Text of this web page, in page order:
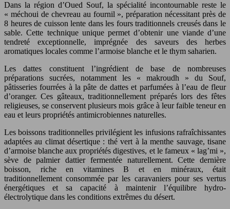
Dans la région d’Oued Souf, la spécialité incontournable reste le
« méchoui de chevreau au fournil », préparation nécessitant près de
8 heures de cuisson lente dans les fours traditionnels creusés dans le
sable. Cette technique unique permet d’obtenir une viande d’une
tendreté exceptionnelle, imprégnée des saveurs des herbes
aromatiques locales comme l’armoise blanche et le thym saharien.
Les dattes constituent l’ingrédient de base de nombreuses
préparations sucrées, notamment les « makroudh » du Souf,
pâtisseries fourrées à la pâte de dattes et parfumées à l’eau de fleur
d’oranger. Ces gâteaux, traditionnellement préparés lors des fêtes
religieuses, se conservent plusieurs mois grâce à leur faible teneur en
eau et leurs propriétés antimicrobiennes naturelles.
Les boissons traditionnelles privilégient les infusions rafraîchissantes
adaptées au climat désertique : thé vert à la menthe sauvage, tisane
d’armoise blanche aux propriétés digestives, et le fameux « lag’mi »,
sève de palmier dattier fermentée naturellement. Cette dernière
boisson, riche en vitamines B et en minéraux, était
traditionnellement consommée par les caravaniers pour ses vertus
énergétiques et sa capacité à maintenir l’équilibre hydro-
électrolytique dans les conditions extrêmes du désert.